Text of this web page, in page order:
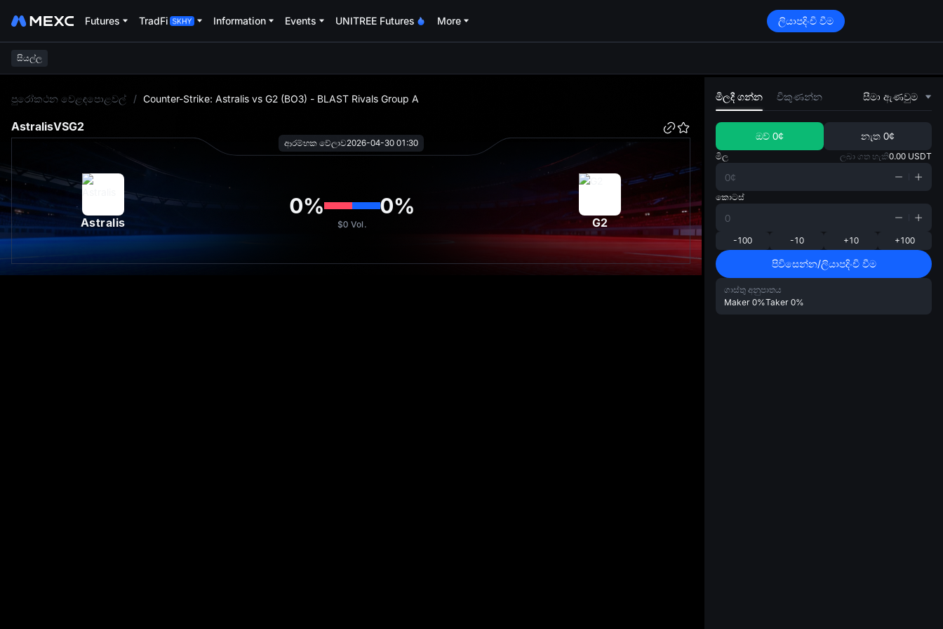
Futures TradFi Information Events UNITREE Futures More ලියාපදිංචි වීම
සියල්ල
පුරෝකථන වෙළඳපොළවල් / Counter-Strike: Astralis vs G2 (BO3) - BLAST Rivals Group A
AstralisVSG2
ආරම්භක වේලාව2026-04-30 01:30
Astralis
0% 0%
$0 Vol. G2
මිලදී ගන්න විකුණන්න සීමා ඇණවුම
ඔව් 0¢ නැත 0¢
මිල ලබා ගත හැකි0.00 USDT
කොටස්
-100 -10 +10 +100
පිවිසෙන්න/ලියාපදිංචි වීම
ගාස්තු අනුපාතය
Maker 0%Taker 0%